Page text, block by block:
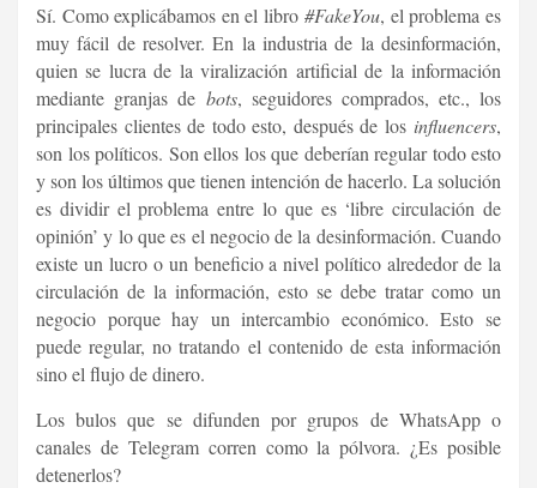
Sí. Como explicábamos en el libro#FakeYou, el problema es
muy fácil de resolver. En la industria de la desinformación,
quien se lucra de la viralización artificial de la información
mediante granjas de bots, seguidores comprados, etc., los
principales clientes de todo esto, después de los influencers,
son los políticos. Son ellos los que deberían regular todo esto
y son los últimos que tienen intención de hacerlo. La solución
es dividir el problema entre lo que es ‘libre circulación de
opinión’ y lo que es el negocio de la desinformación. Cuando
existe un lucro o un beneficio a nivel político alrededor de la
circulación de la información, esto se debe tratar como un
negocio porque hay un intercambio económico. Esto se
puede regular, no tratando el contenido de esta información
sino el flujo de dinero.
Los bulos que se difunden por grupos de WhatsApp o
canales de Telegram corren como la pólvora. ¿Es posible
detenerlos?